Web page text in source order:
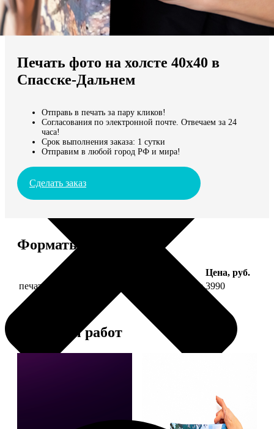
Мы доставляем по всему миру
Продолжить без города
Печать фото на холсте 40х40 в
Спасске-Дальнем
Отправь в печать за пару кликов!
Согласования по электронной почте. Отвечаем за 24
часа!
Срок выполнения заказа: 1 сутки
Отправим в любой город РФ и мира!
Сделать заказ
Форматы и цены
Цена, руб.
печать фото на холсте 40х40 на подрамнике 3990
Примеры работ